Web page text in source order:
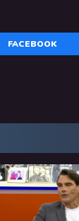
FACEBOOK